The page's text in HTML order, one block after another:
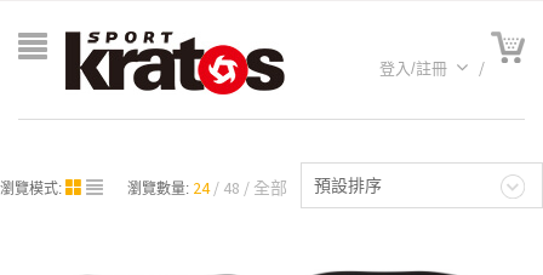
登入/註冊
預設排序
瀏覽模式: 瀏覽數量: 24 48 全部